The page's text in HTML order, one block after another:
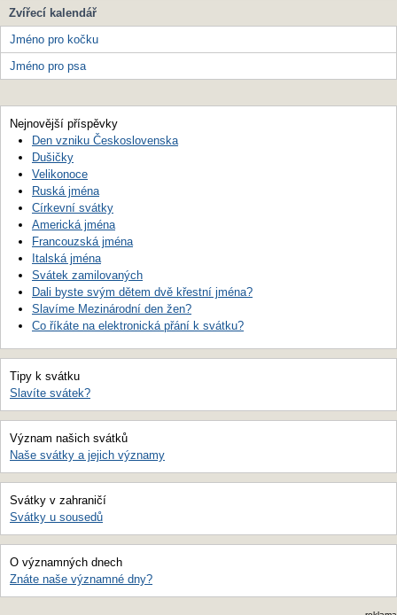
Zvířecí kalendář
Jméno pro kočku
Jméno pro psa
Nejnovější příspěvky
Den vzniku Československa
Dušičky
Velikonoce
Ruská jména
Církevní svátky
Americká jména
Francouzská jména
Italská jména
Svátek zamilovaných
Dali byste svým dětem dvě křestní jména?
Slavíme Mezinárodní den žen?
Co říkáte na elektronická přání k svátku?
Tipy k svátku
Slavíte svátek?
Význam našich svátků
Naše svátky a jejich významy
Svátky v zahraničí
Svátky u sousedů
O významných dnech
Znáte naše významné dny?